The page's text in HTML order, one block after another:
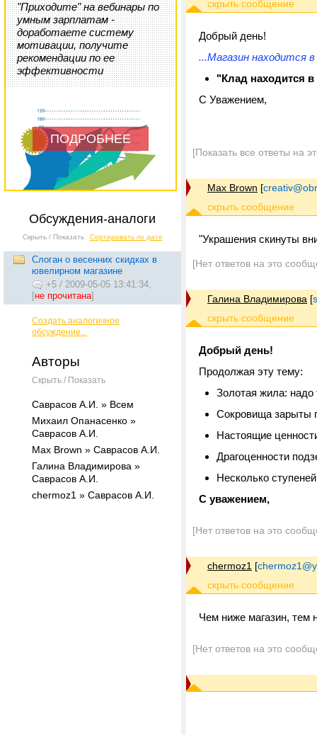
"Приходите" на вебинары по
умным зарплатам -
доработаете систему
мотивации, получите
рекомендации по ее
эффективности
ПОДРОБНЕЕ
Обсуждения-аналоги
Скрыть / Показать Сортировать по дате
Слоган о весенних скидках в
ювелирном магазине
+5 / 2009-05-05 13:41:34,
[не прочитана]
Создать аналогичное
обсуждение...
Авторы
Скрыть / Показать
Саврасов А.И. » Всем
Михаил Опанасенко »
Саврасов А.И.
Max Brown » Саврасов А.И.
Галина Владимирова »
Саврасов А.И.
chermoz1 » Саврасов А.И.
Добрый день!
...Магазин находится
"Клад находится
С Уважением,
[Показать все ответы на
Max Brown [
"Украшения скинуты
[Нет ответов на это
Галина Владимирова [
Добрый день!
Продолжая эту тему:
Золотая жила: надо
Сокровища зарыты
Настоящие
Драгоценности
Несколько
С уважением,
[Нет ответов на это
chermoz1 [
Чем ниже магазин, тем
[Нет ответов на это